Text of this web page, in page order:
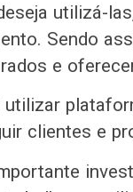
utilizá-
Sendo
e
utilizar
clientes e